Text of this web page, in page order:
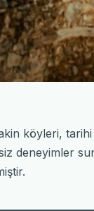
köyleri,
deneyimler